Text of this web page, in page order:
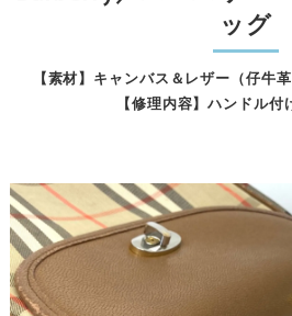
【素材】キャンバス＆レザー（仔
【修理内容】ハンドル
ッグ